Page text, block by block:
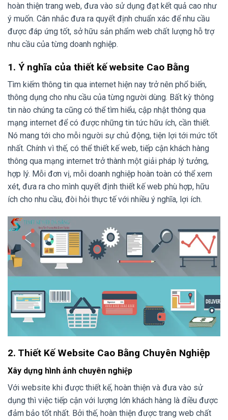
hoàn thiện trang web, đưa vào sử dụng đạt kết quả cao như
ý muốn. Cân nhắc đưa ra quyết định chuẩn xác để nhu cầu
được đáp ứng tốt, sở hữu sản phẩm web chất lượng hỗ trợ
nhu cầu của từng doanh nghiệp.
1. Ý nghĩa của thiết kế website Cao Bằng
Tìm kiếm thông tin qua internet hiện nay trở nên phổ biến,
thông dụng cho nhu cầu của từng người dùng. Bất kỳ thông
tin nào chúng ta cũng có thể tìm hiểu, cập nhật thông qua
mạng internet để có được những tin tức hữu ích, cần thiết.
Nó mang tới cho mỗi người sự chủ động, tiện lợi tới mức tốt
nhất. Chính vì thế, có thể thiết kế web, tiếp cận khách hàng
thông qua mạng internet trở thành một giải pháp lý tưởng,
hợp lý. Mỗi đơn vị, mỗi doanh nghiệp hoàn toàn có thể xem
xét, đưa ra cho mình quyết định thiết kế web phù hợp, hữu
ích cho nhu cầu, đòi hỏi thực tế với nhiều ý nghĩa, lợi ích.
2. Thiết Kế Website Cao Bằng Chuyên Nghiệp
Xây dựng hình ảnh chuyên nghiệp
Với website khi được thiết kế, hoàn thiện và đưa vào sử
dụng thì việc tiếp cận với lượng lớn khách hàng là điều được
đảm bảo tốt nhất. Bởi thế, hoàn thiện được trang web chất